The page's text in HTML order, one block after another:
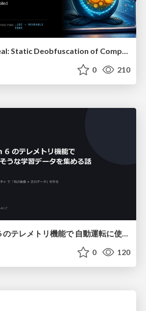
Breaking the Seal: Static Deobfuscation of Compiled V8 JavaScript Bytecode Malware
0 210
Forza Horizon 6 のテレメトリ機能で 自動運転に使えそうな学習データを集める話
0 120